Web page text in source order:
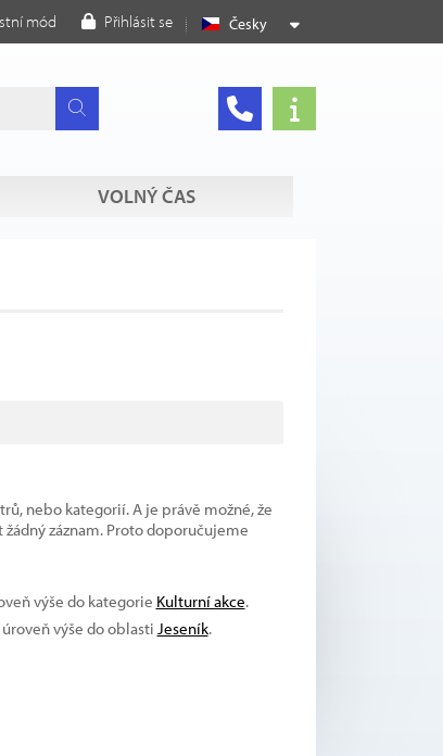
Česky
mód Přihlásit se
VOLNÝ ČAS
nebo kategorií. A je právě možné, že
záznam. Proto doporučujeme
výše do kategorie Kulturní akce.
výše do oblasti Jeseník.